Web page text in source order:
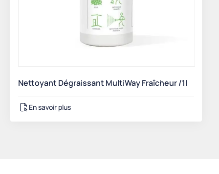
Nettoyant Dégraissant MultiWay Fraîcheur /1l
En savoir plus